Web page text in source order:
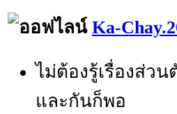
Ka-
ไม่ต้องรู้เรื่องส่ว
และกันก็พอ